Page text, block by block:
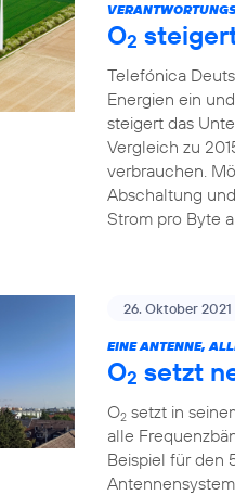
O2
Telefónica
Energien ein
steigert das
Vergleich zu
verbrauchen.
Abschaltung
Strom pro Byte
26. Oktober 2021
EINE ANTENNE,
O2 setzt
O2 setzt in
alle
Beispiel für den